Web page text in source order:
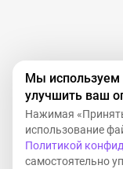
Мы
улучшить ваш
Нажимая
использование
Политикой
самостоятельно